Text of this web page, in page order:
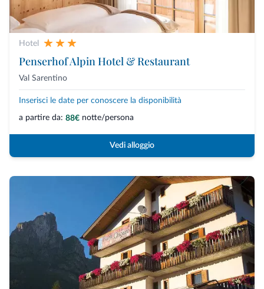
Hotel
Penserhof Alpin Hotel & Restaurant
Val Sarentino
Inserisci le date per conoscere la disponibilità
a partire da: 88€ notte/persona
Vedi alloggio